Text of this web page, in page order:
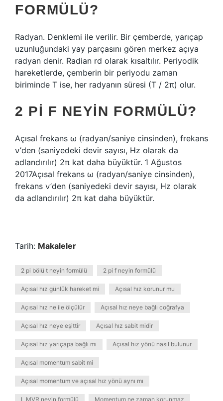
FORMÜLÜ?
Radyan. Denklemi ile verilir. Bir çemberde, yarıçap
uzunluğundaki yay parçasını gören merkez açıya
radyan denir. Radian rd olarak kısaltılır. Periyodik
hareketlerde, çemberin bir periyodu zaman
biriminde T ise, her radyanın süresi (T / 2π) olur.
2 PI F NEYIN FORMÜLÜ?
Açısal frekans ω (radyan/saniye cinsinden), frekans
ν’den (saniyedeki devir sayısı, Hz olarak da
adlandırılır) 2π kat daha büyüktür. 1 Ağustos
2017Açısal frekans ω (radyan/saniye cinsinden),
frekans ν’den (saniyedeki devir sayısı, Hz olarak
da adlandırılır) 2π kat daha büyüktür.
Tarih: Makaleler
2 pi bölü t neyin formülü 2 pi f neyin formülü
Açısal hız günlük hareket mi Açısal hız korunur mu
Açısal hız ne ile ölçülür Açısal hız neye bağlı coğrafya
Açısal hız neye eşittir Açısal hız sabit midir
Açısal hız yarıçapa bağlı mı Açısal hız yönü nasıl bulunur
Açısal momentum sabit mi
Açısal momentum ve açısal hız yönü aynı mı
L MVR neyin formülü Momentum ne zaman korunmaz